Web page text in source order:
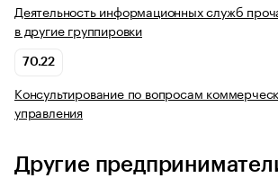
Деятельность информационных служб
в другие группировки
70.22
Консультирование по вопросам
управления
Другие